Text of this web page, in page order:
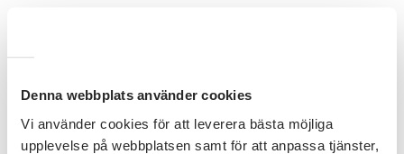
Denna webbplats använder cookies
Vi använder cookies för att leverera bästa möjliga
upplevelse på webbplatsen samt för att anpassa tjänster,
Verksamhetsansvarig / Kommunikatör / Webb